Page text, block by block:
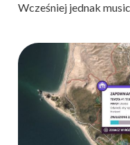
Wcześniej jednak